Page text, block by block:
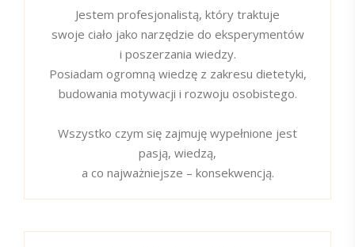
Jestem profesjonalistą, który traktuje
swoje ciało jako narzędzie do eksperymentów
i poszerzania wiedzy.
Posiadam ogromną wiedzę z zakresu dietetyki,
budowania motywacji i rozwoju osobistego.
Wszystko czym się zajmuję wypełnione jest
pasją, wiedzą,
a co najważniejsze – konsekwencją.